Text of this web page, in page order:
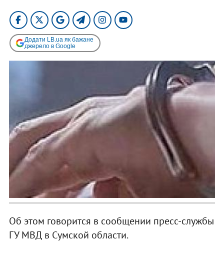
Додати LB.ua як бажане
джерело в Google
Об этом говорится в сообщении пресс-службы
ГУ МВД в Сумской области.